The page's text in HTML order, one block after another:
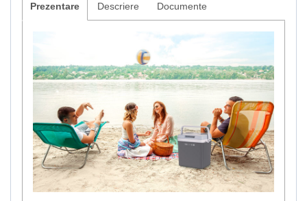
Prezentare Descriere Documente